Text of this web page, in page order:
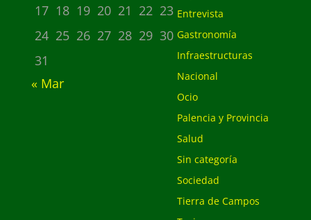
17 18 19 20 21 22 23
24 25 26 27 28 29 30
31
« Mar
Entrevista
Gastronomía
Infraestructuras
Nacional
Ocio
Palencia y Provincia
Salud
Sin categoría
Sociedad
Tierra de Campos